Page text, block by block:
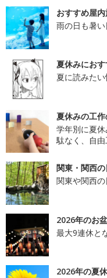
おすすめ屋
雨の日も暑
夏休みにお
夏に読みた
夏休みの工
学年別に夏
駄なく、自由
関東・関西
関東や関西
2026年のお
最大9連休と
2026年の夏